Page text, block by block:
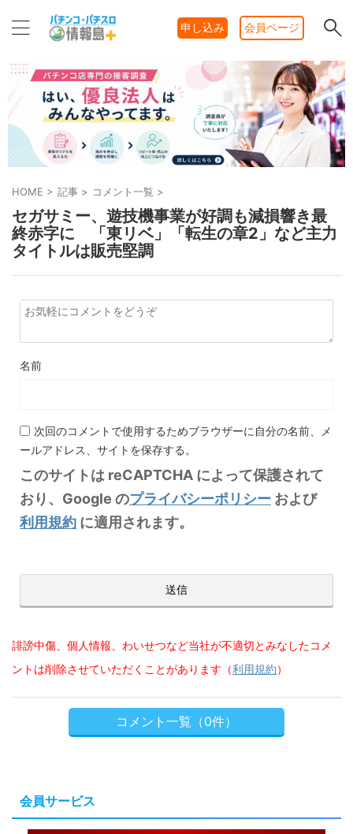
申し込み 会員ページ
HOME > 記事 > コメント一覧 >
セガサミー、遊技機事業が好調も減損響き最
終赤字に 「東リベ」「転生の章2」など主力
タイトルは販売堅調
名前
次回のコメントで使用するためブラウザーに自分の名前、メ
ールアドレス、サイトを保存する。
このサイトは reCAPTCHA によって保護されて
おり、Google のプライバシーポリシー および
利用規約 に適用されます。
誹謗中傷、個人情報、わいせつなど当社が不適切とみなしたコメ
ントは削除させていただくことがあります（利用規約）
コメント一覧（0件）
会員サービス